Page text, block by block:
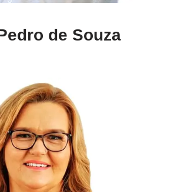
de Souza